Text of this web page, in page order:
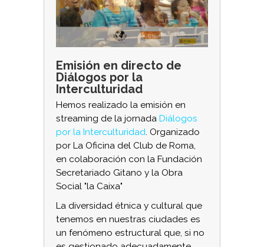
Emisión en directo de
Diálogos por la
Interculturidad
Hemos realizado la emisión en
streaming de la jornada Diálogos
por la Interculturidad. Organizado
por La Oficina del Club de Roma,
en colaboración con la Fundación
Secretariado Gitano y la Obra
Social "la Caixa"
La diversidad étnica y cultural que
tenemos en nuestras ciudades es
un fenómeno estructural que, si no